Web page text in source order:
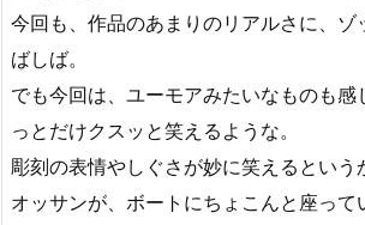
今回も、作品のあまりのリアルさに、ゾ
ばしば。
でも今回は、ユーモアみたいなものも感
っとだけクスッと笑えるような。
彫刻の表情やしぐさが妙に笑えるという
オッサンが、ボートにちょこんと座って